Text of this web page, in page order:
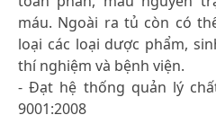
máu. Ngoài ra tủ còn có
loại các loại dược phẩm,
thí nghiệm và bệnh viện.
- Đạt hệ thống quản lý
9001:2008